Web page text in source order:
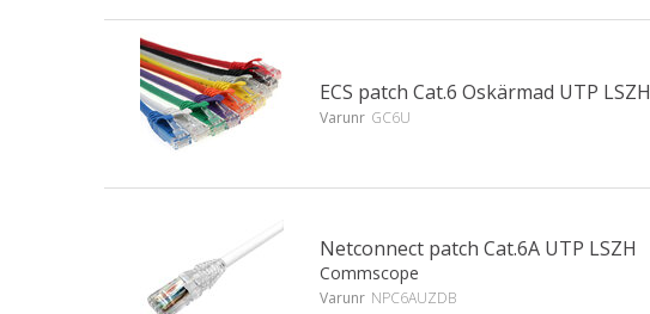
ECS patch Cat.6 Oskärmad UTP LSZH
Varunr GC6U
Netconnect patch Cat.6A UTP LSZH
Commscope
Varunr NPC6AUZDB